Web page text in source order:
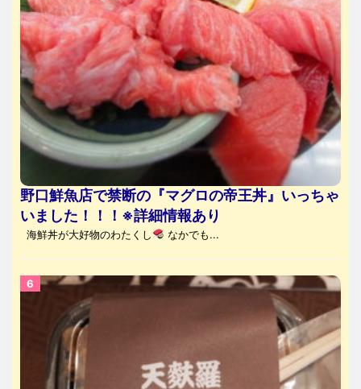
野口鮮魚店で禁断の『マグロの帝王丼』いっちゃ
いました！！！※詳細情報あり
海鮮丼が大好物のわたくし なかでも...